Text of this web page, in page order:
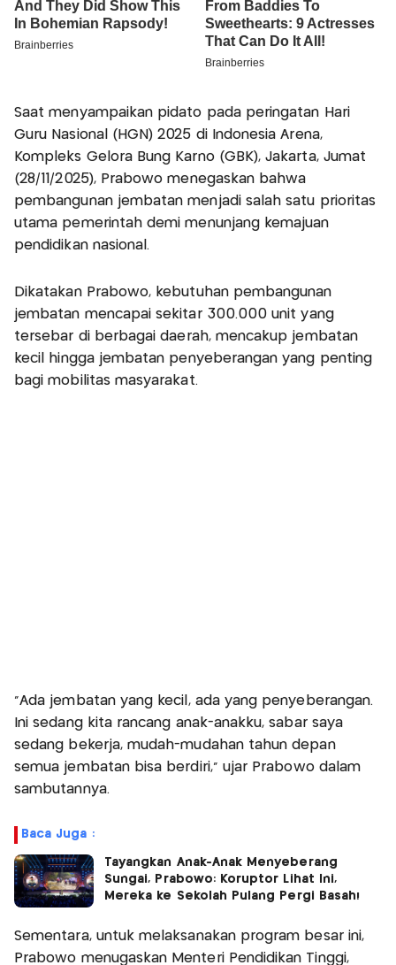
Saat menyampaikan pidato pada peringatan Hari
Guru Nasional (HGN) 2025 di Indonesia Arena,
Kompleks Gelora Bung Karno (GBK), Jakarta, Jumat
(28/11/2025), Prabowo menegaskan bahwa
pembangunan jembatan menjadi salah satu prioritas
utama pemerintah demi menunjang kemajuan
pendidikan nasional.
Dikatakan Prabowo, kebutuhan pembangunan
jembatan mencapai sekitar 300.000 unit yang
tersebar di berbagai daerah, mencakup jembatan
kecil hingga jembatan penyeberangan yang penting
bagi mobilitas masyarakat.
"Ada jembatan yang kecil, ada yang penyeberangan.
Ini sedang kita rancang anak-anakku, sabar saya
sedang bekerja, mudah-mudahan tahun depan
semua jembatan bisa berdiri," ujar Prabowo dalam
sambutannya.
Baca Juga :
Tayangkan Anak-Anak Menyeberang
Sungai, Prabowo: Koruptor Lihat Ini,
Mereka ke Sekolah Pulang Pergi Basah!
Sementara, untuk melaksanakan program besar ini,
Prabowo menugaskan Menteri Pendidikan Tinggi,